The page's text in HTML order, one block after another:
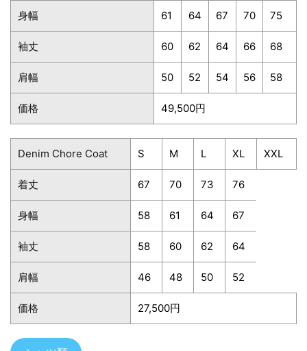
身幅 61 64 67 70 75
袖丈 60 62 64 66 68
肩幅 50 52 54 56 58
価格 49,500円
Denim Chore Coat S M L XL XXL
着丈 67 70 73 76
身幅 58 61 64 67
袖丈 58 60 62 64
肩幅 46 48 50 52
価格 27,500円